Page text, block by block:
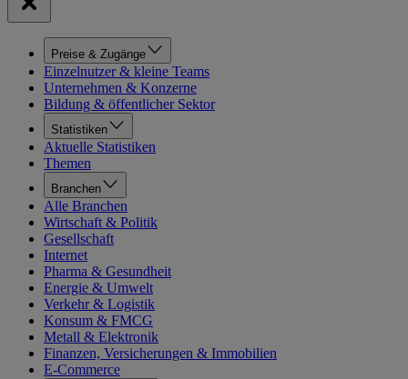
Preise & Zugänge
Einzelnutzer & kleine Teams
Unternehmen & Konzerne
Bildung & öffentlicher Sektor
Statistiken
Aktuelle Statistiken
Themen
Branchen
Alle Branchen
Wirtschaft & Politik
Gesellschaft
Internet
Pharma & Gesundheit
Energie & Umwelt
Verkehr & Logistik
Konsum & FMCG
Metall & Elektronik
Finanzen, Versicherungen & Immobilien
E-Commerce